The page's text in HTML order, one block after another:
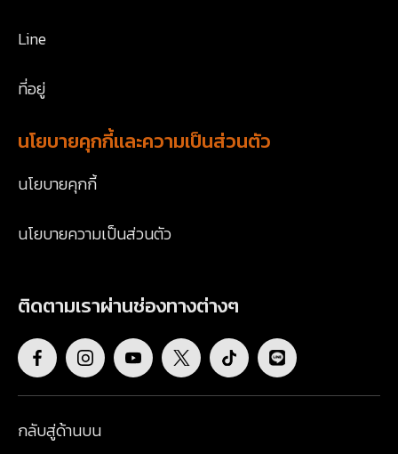
Line
ที่อยู่
นโยบายคุกกี้และความเป็นส่วนตัว
นโยบายคุกกี้
นโยบายความเป็นส่วนตัว
ติดตามเราผ่านช่องทางต่างๆ
กลับสู่ด้านบน